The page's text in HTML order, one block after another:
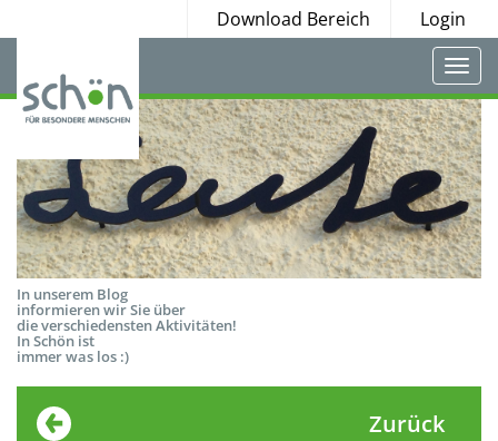
Download Bereich Login
In unserem Blog
informieren wir Sie über
die verschiedensten Aktivitäten!
In Schön ist
immer was los :)
Zurück